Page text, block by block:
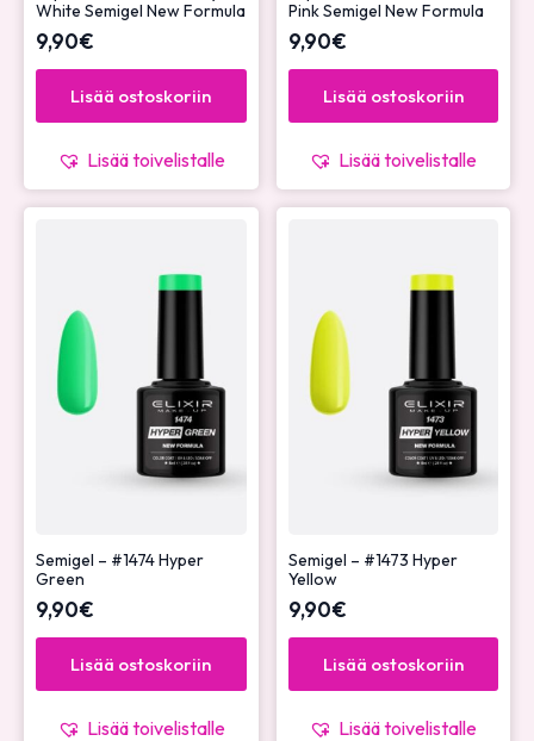
White Semigel New Formula
9,90€
Lisää ostoskoriin
Lisää toivelistalle
Pink Semigel New Formula
9,90€
Lisää ostoskoriin
Lisää toivelistalle
Semigel – #1474 Hyper
Green
9,90€
Lisää ostoskoriin
Lisää toivelistalle
Semigel – #1473 Hyper
Yellow
9,90€
Lisää ostoskoriin
Lisää toivelistalle